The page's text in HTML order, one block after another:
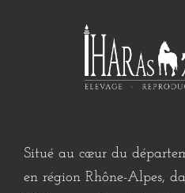
Situé au cœur du
en région Rhône-Alpes,